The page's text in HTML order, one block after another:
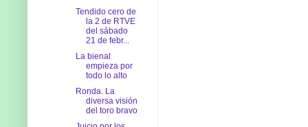
Tendido cero de
la 2 de RTVE
del sábado
21 de febr...
La bienal
empieza por
todo lo alto
Ronda. La
diversa visión
del toro bravo